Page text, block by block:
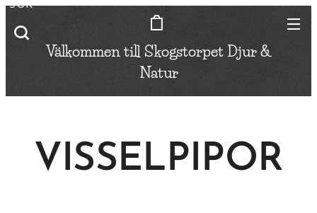
Välkommen till Skogstorpet Djur &
Natur
SÖK
VISSELPIPOR